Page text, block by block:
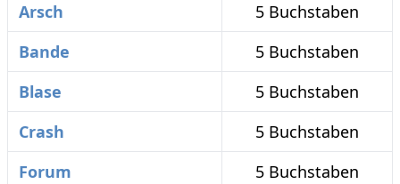
Arsch
5 Buchstaben
Bande
5 Buchstaben
Blase
5 Buchstaben
Crash
5 Buchstaben
Forum
5 Buchstaben